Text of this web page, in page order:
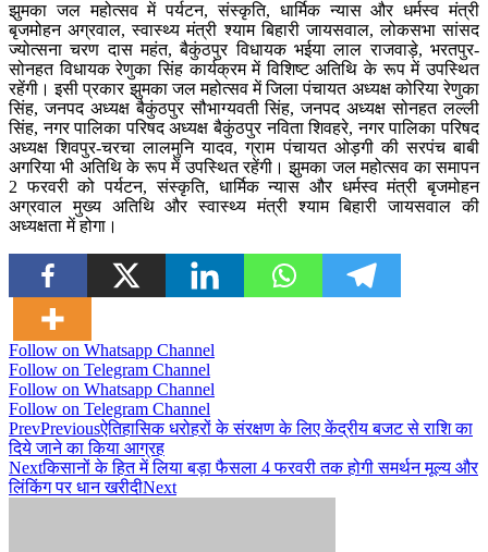
झुमका जल महोत्सव में पर्यटन, संस्कृति, धार्मिक न्यास और धर्मस्व मंत्री
बृजमोहन अग्रवाल, स्वास्थ्य मंत्री श्याम बिहारी जायसवाल, लोकसभा सांसद
ज्योत्सना चरण दास महंत, बैकुंठपुर विधायक भईया लाल राजवाड़े, भरतपुर-
सोनहत विधायक रेणुका सिंह कार्यक्रम में विशिष्ट अतिथि के रूप में उपस्थित
रहेंगी। इसी प्रकार झुमका जल महोत्सव में जिला पंचायत अध्यक्ष कोरिया रेणुका
सिंह, जनपद अध्यक्ष बैकुंठपुर सौभाग्यवती सिंह, जनपद अध्यक्ष सोनहत लल्ली
सिंह, नगर पालिका परिषद अध्यक्ष बैकुंठपुर नविता शिवहरे, नगर पालिका परिषद
अध्यक्ष शिवपुर-चरचा लालमुनि यादव, ग्राम पंचायत ओड़गी की सरपंच बाबी
अगरिया भी अतिथि के रूप में उपस्थित रहेंगी। झुमका जल महोत्सव का समापन
2 फरवरी को पर्यटन, संस्कृति, धार्मिक न्यास और धर्मस्व मंत्री बृजमोहन
अग्रवाल मुख्य अतिथि और स्वास्थ्य मंत्री श्याम बिहारी जायसवाल की
अध्यक्षता में होगा।
Follow on Whatsapp Channel
Follow on Telegram Channel
Follow on Whatsapp Channel
Follow on Telegram Channel
PrevPreviousऐतिहासिक धरोहरों के संरक्षण के लिए केंद्रीय बजट से राशि का
दिये जाने का किया आग्रह
Nextकिसानों के हित में लिया बड़ा फैसला 4 फरवरी तक होगी समर्थन मूल्य और
लिंकिंग पर धान खरीदीNext